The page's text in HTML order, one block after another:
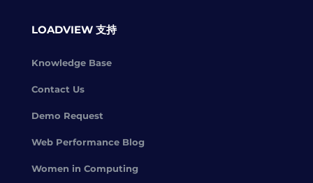
LOADVIEW 支持
Knowledge Base
Contact Us
Demo Request
Web Performance Blog
Women in Computing